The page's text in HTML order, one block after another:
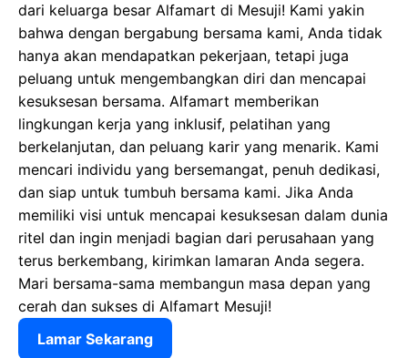
dari keluarga besar Alfamart di Mesuji! Kami yakin
bahwa dengan bergabung bersama kami, Anda tidak
hanya akan mendapatkan pekerjaan, tetapi juga
peluang untuk mengembangkan diri dan mencapai
kesuksesan bersama. Alfamart memberikan
lingkungan kerja yang inklusif, pelatihan yang
berkelanjutan, dan peluang karir yang menarik. Kami
mencari individu yang bersemangat, penuh dedikasi,
dan siap untuk tumbuh bersama kami. Jika Anda
memiliki visi untuk mencapai kesuksesan dalam dunia
ritel dan ingin menjadi bagian dari perusahaan yang
terus berkembang, kirimkan lamaran Anda segera.
Mari bersama-sama membangun masa depan yang
cerah dan sukses di Alfamart Mesuji!
Lamar Sekarang